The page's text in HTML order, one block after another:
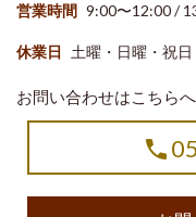
営業時間 9:00〜12:00 /
休業日 土曜・日曜・祝日
お問い合わせはこちらへ